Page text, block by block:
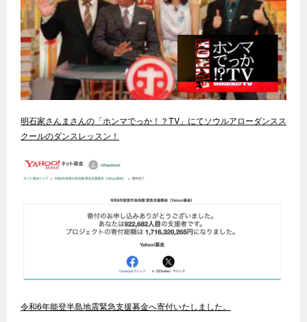
明石家さんまさんの「ホンマでっか！？TV」にてソウルアローダンスス
クールのダンスレッスン！
令和6年能登半島地震緊急支援募金へ寄付いたしました。